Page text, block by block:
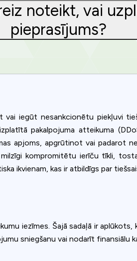
noteikt, vai
pieprasījums?
iegūt nesankcionētu piekļuvi
pakalpojuma atteikuma
apjoms, apgrūtinot vai padarot
kompromitētu ierīču tīkli,
ikvienam, kas ir atbildīgs par
iezīmes. Šajā sadaļā ir
sniegšanu vai nodarīt